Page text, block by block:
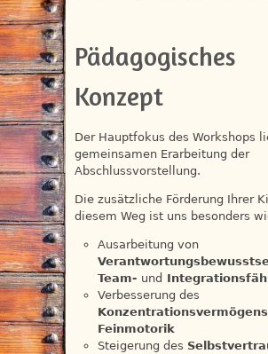
Pädagogisches
Konzept
Der Hauptfokus des Workshops
gemeinsamen Erarbeitung der
Abschlussvorstellung.
Die zusätzliche Förderung Ihrer
diesem Weg ist uns besonders
Ausarbeitung von
Team- und
Verbesserung des
Konzentrationsvermögens
Feinmotorik
Steigerung des